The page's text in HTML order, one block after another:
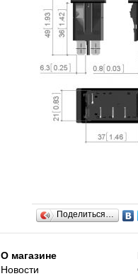
Поделиться…
О магазине
Новости